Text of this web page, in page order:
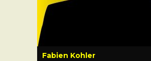
Fabien Kohler